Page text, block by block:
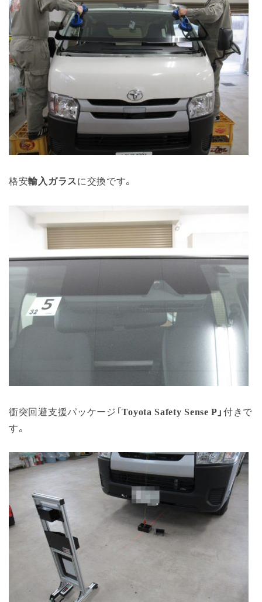
格安輸入ガラスに交換です。
衝突回避支援パッケージ「Toyota Safety Sense P 」付きで
す。